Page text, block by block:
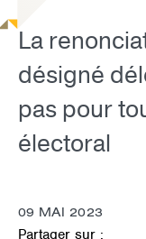
La
désigné
pas pour
électoral
09 MAI 2023
Partager sur :